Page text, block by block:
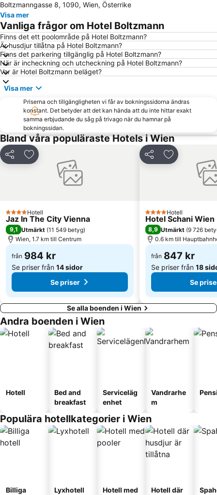
Donaustadt
Pratern
Bahnhof Wien Hütteldorf
City Airport Train
Hofburg Slott
Leopoldstadt
Sankt Anton von Padua Wien 15
Wieden
Spittelberg
Stadsoperan
Alter Bahnhof Stammersdorf - Stammersdorfer Bahnhofspark
Mariahilferstrasse
Mariahilf
Graben
Grinzing
Donauzentrum
Parndorf Designer Outlet
Musikverein
Wiener Stadthalle
Brigittenau
Albertina
Altwiener Christkindlmarkt
Ernst Happel Stadion
Naturhistoriska Muséet i Wien
Praterstern tågstation
Döbling
Belvedere Galleri
Landstraßer Hauptstraße
Floridsdorf
Red Bus City Tours - Tour 1
Weihnachtsmarkt am Spittelberg
Boltzmanngasse 8, 1090, Wien, Österrike
Visa mer
Vanliga frågor om Hotel Boltzmann
Finns det ett poolområde på Hotel Boltzmann?
Är husdjur tillåtna på Hotel Boltzmann?
Finns det parkering tillgänglig på Hotel Boltzmann?
När är incheckning och utcheckning på Hotel Boltzmann?
Var är Hotel Boltzmann beläget?
Visa mer
Priserna och tillgängligheten vi får av bokningssidorna ändras
konstant. Det betyder att det kan hända att du inte hittar exakt
samma erbjudande du såg på trivago när du hamnar på
bokningssidan.
Bland våra populäraste Hotels i Wien
Dela Lägg till i Mina Favoriter
4 Stjärnor
Hotell
Jaz In The City Vienna
9,1 Utmärkt (11 549 betyg)
Wien, 1.7 km till Centrum
från 984 kr
Se priser från 14 sidor
Se priser
Dela Lägg till i
4 Stjärnor
Hotell
Hotel Schani
8,9 Utmärkt (9 726
0.6 km till
från 847 kr
Se priser från 18
Se
Se alla boenden i Wien
Andra boenden i Wien
Hotell
Bed and
breakfast
Serviceläg
enhet
Vandrarhe
m
Populära hotellkategorier i Wien
Billiga
Lyxhotell
Hotell med
Hotell där